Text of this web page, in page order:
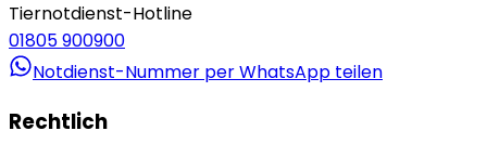
Tiernotdienst-Hotline
01805 900900
Notdienst-Nummer per WhatsApp teilen
Rechtlich